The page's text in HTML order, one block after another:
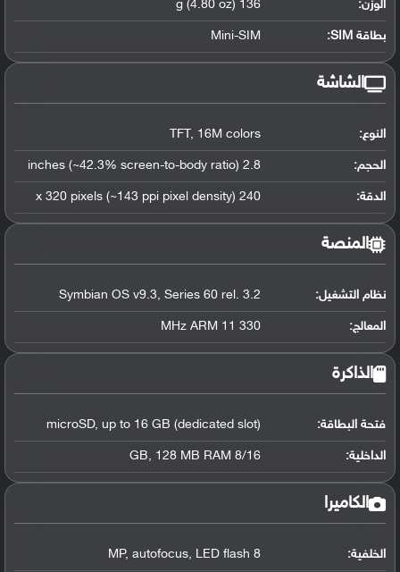
الوزن: 136 g (4.80 oz)
بطاقة SIM: Mini-SIM
الشاشة
النوع: TFT, 16M colors
الحجم: 2.8 inches (~42.3% screen-to-body ratio)
الدقة: 240 x 320 pixels (~143 ppi pixel density)
المنصة
نظام التشغيل:
Symbian OS v9.3, Series 60 rel. 3.2
المعالج:
330 MHz ARM 11
الذاكرة
فتحة البطاقة: microSD, up to 16 GB (dedicated slot)
الداخلية: 8/16 GB, 128 MB RAM
الكاميرا
الخلفية: 8 MP, autofocus, LED flash